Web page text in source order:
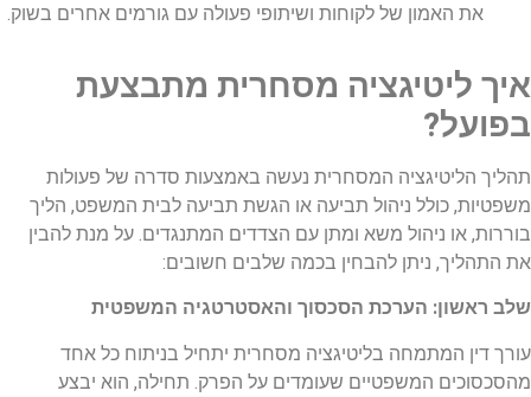
את האמון של לקוחות ושיתופי פעולה עם גורמים אחרים בשוק.
איך ליטיגציה מסחרית מתבצעת
בפועל?
תהליך הליטיגציה המסחרית נעשה באמצעות סדרה של פעולות
משפטיות, כולל ניהול תביעה או הגשת תביעה לבית המשפט, הליך
בוררות, או ניהול משא ומתן עם הצדדים המתנגדים. על מנת להבין
את התהליך, ניתן להבחין בכמה שלבים חשובים:
שלב ראשון: הערכת הסכסוך והאסטרטגיה המשפטית
עורך דין המתמחה בליטיגציה מסחרית יתחיל בניתוח כל אחד
מהסכסוכים המשפטיים שעומדים על הפרק. תחילה, הוא יבצע